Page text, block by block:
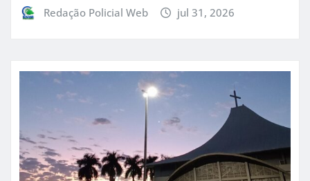
Redação Policial Web jul 31, 2026